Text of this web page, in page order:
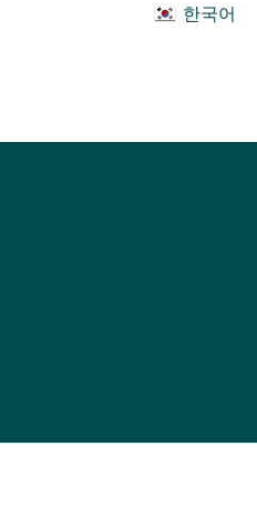
한국어